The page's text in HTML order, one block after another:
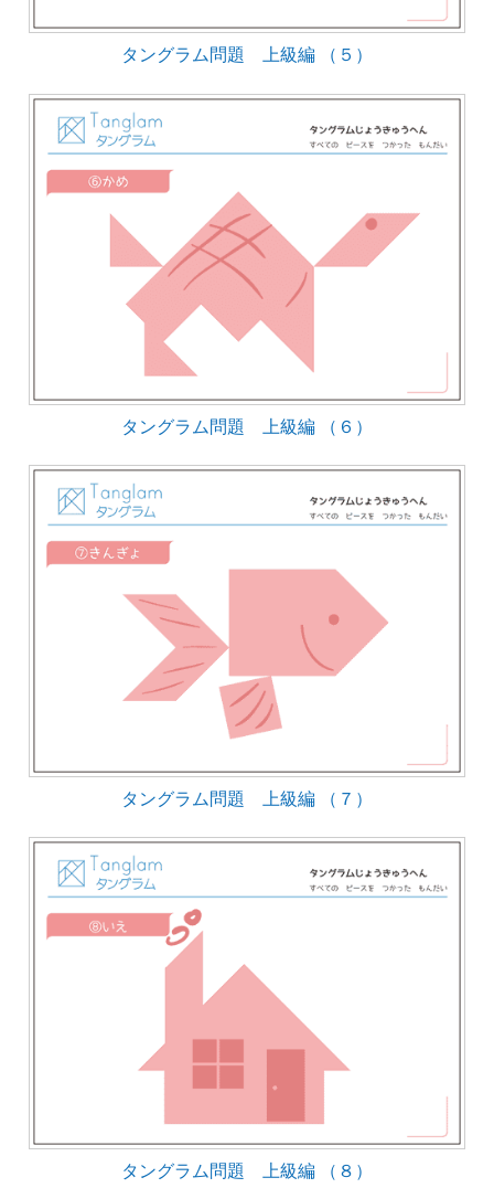
タングラム問題 上級編 （５）
タングラム問題 上級編 （６）
タングラム問題 上級編 （７）
タングラム問題 上級編 （８）